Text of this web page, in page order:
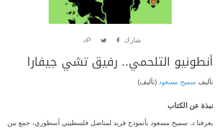
شارك
أنطونيو التلحمي.. رفيق تشي جيفارا
تأليف سميح مسعود (تأليف)
نبذة عن الكتاب
يعرفنا د. سميح مسعود بأنموذج فريد لمناضل فلسطيني أسطوري، جمع بين